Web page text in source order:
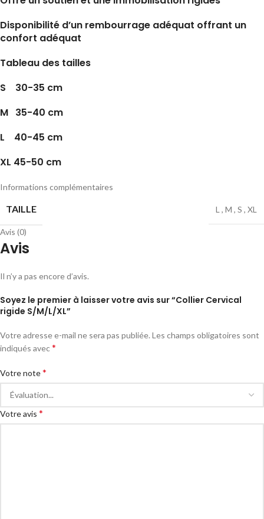
Disponibilité d’un rembourrage adéquat offrant un
confort adéquat
Tableau des tailles
S 30-35 cm
M 35-40 cm
L 40-45 cm
XL 45-50 cm
Informations complémentaires
TAILLE L , M , S , XL
Avis (0)
Avis
Il n’y a pas encore d’avis.
Soyez le premier à laisser votre avis sur “Collier Cervical
rigide S/M/L/XL”
Votre adresse e-mail ne sera pas publiée. Les champs obligatoires sont
indiqués avec*
Votre note*
Votre avis *